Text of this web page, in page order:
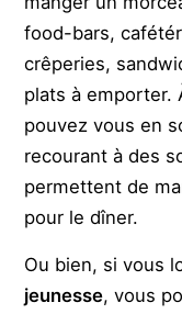
food-bars,
crêperies,
plats à emporter.
pouvez vous en
recourant à des
permettent de
pour le dîner.
Ou bien, si vous
jeunesse, vous